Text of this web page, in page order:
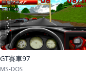
GT賽車97
MS-DOS